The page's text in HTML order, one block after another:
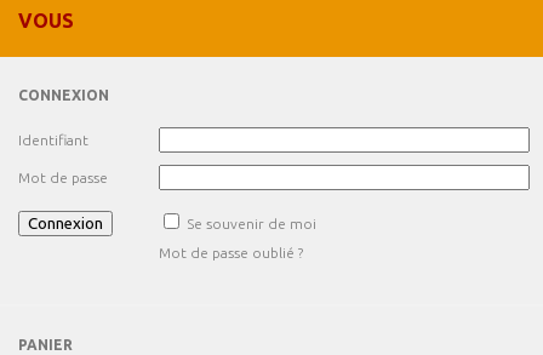
VOUS
CONNEXION
Identifiant
Mot de passe
Se souvenir de moi
Mot de passe oublié ?
PANIER